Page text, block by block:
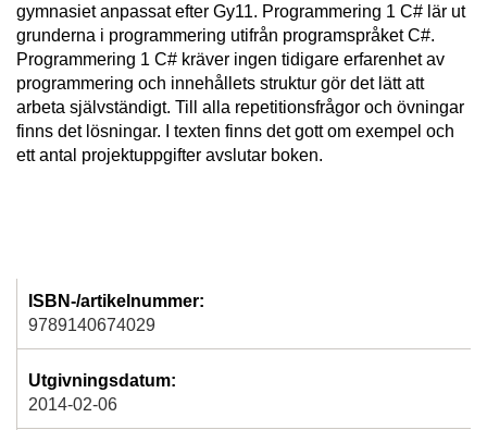
gymnasiet anpassat efter Gy11. Programmering 1 C# lär ut
grunderna i programmering utifrån programspråket C#.
Programmering 1 C# kräver ingen tidigare erfarenhet av
programmering och innehållets struktur gör det lätt att
arbeta självständigt. Till alla repetitionsfrågor och övningar
finns det lösningar. I texten finns det gott om exempel och
ett antal projektuppgifter avslutar boken.
ISBN-/artikelnummer:
9789140674029
Utgivningsdatum:
2014-02-06